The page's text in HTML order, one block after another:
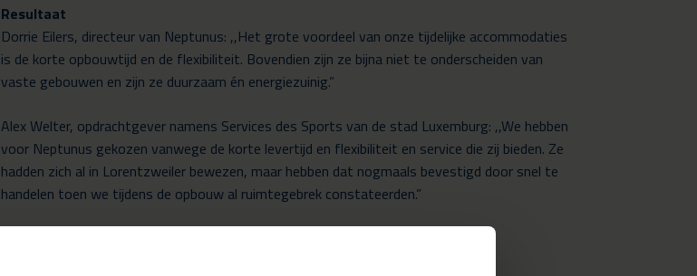
Resultaat
Dorrie Eilers, directeur van Neptunus: ,,Het grote voordeel van onze tijdelijke accommodaties
is de korte opbouwtijd en de flexibiliteit. Bovendien zijn ze bijna niet te onderscheiden van
vaste gebouwen en zijn ze duurzaam én energiezuinig.”
Alex Welter, opdrachtgever namens Services des Sports van de stad Luxemburg: ,,We hebben
voor Neptunus gekozen vanwege de korte levertijd en flexibiliteit en service die zij bieden. Ze
hadden zich al in Lorentzweiler bewezen, maar hebben dat nogmaals bevestigd door snel te
handelen toen we tijdens de opbouw al ruimtegebrek constateerden.”